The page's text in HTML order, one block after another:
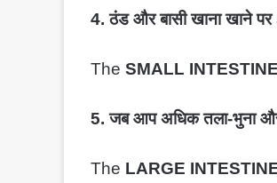
4. ठंड और बासी खाना खाने
The SMALL INTESTINE
5. जब आप अधिक तला-भुना
The LARGE